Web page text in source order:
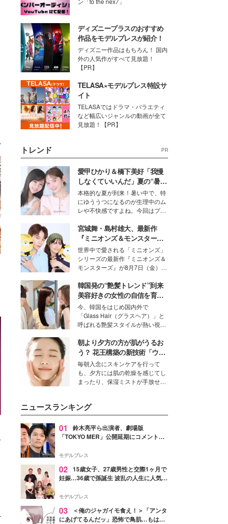
ディズニープラスのおすすめ
作品をモデルプレスが紹介！
ディズニー作品はもちろん！ 国内
外の人気作がすべて見放題！
【PR】
TELASA×モデルプレス特設サ
イト
TELASAではドラマ・バラエティ
など幅広いジャンルの動画が全て
見放題！【PR】
トレンド PR
愛甲ひかり＆橋下美好「我慢
しなくていいんだ」夏の“暑さ
対策”の新しい選択肢とは？
本格的な夏が到来！暑い中で、特
にゆううつになるのが生理中のム
レや不快感ですよね。今回はプラ
モデル・愛甲ひかりさんと橋下美
好さんを迎えて本音で女子会トー
ク。猛暑のお出かけを快適に過ご
すヒントや、2人が感動した夏の
生理の新常識にも迫りました。
宮城舞・島村雄大、最新作
『ミニオンズ＆モンスター
ズ』の魅力熱弁 ハチャメチャ
だけじゃない“友情と絆”に感
動
世界中で愛される「ミニオンズ」
シリーズの最新作『ミニオンズ＆
モンスターズ』が8月7日（金）に
ニオン好き”という共通点を持つモ
デルの宮城舞と島村雄大の特別対
談をお届け！それぞれの視点か
ら、今作ならではの魅力や予想外
の感動をもたらす奥深いストーリ
ーについて熱く語り合ってもらっ
た。
韓国発の“艶髪トレンド”到来
美容好きの女性の自信を育む
「ヘアケア事情」って？
今、韓国をはじめ国内外で
「Glass Hair（グラスヘア）」と
呼ばれる艶髪スタイルが熱い視線
ションの完成度を高めるベースと
して、“髪そのものの美しさ”に改
めて注目する人が増えている様
子。今回は、そんな憧れの艶やか
な髪を日常で叶える、美容好きの
女性たちのヘアケア事情を紹介し
朝より夕方の方が肌がうるお
う？ 花王構築の新技術「ウォ
ーターキャプチャリングスキ
ン（捕水肌）」がスキンケア
の常識を変える予感
毎朝入念にスキンケアを行って
も、夕方には肌の乾燥を感じてし
まったり、保湿ミストが手放せな
性を秘めた、革新的な「Water
Capturing Skin（ウォーターキャ
プチャリングスキン：捕水肌）」
技術を、花王が構築した。
ニュースランキング
01
鈴木亮平ら出演者、劇場版
「TOKYO MER」公開延期にコメント
最大の敬意とエールを」
モデルプレス
02 15歳女子、27歳男性と交際1ヶ月で
妊娠…36歳で孫誕生 波乱の人生に人気タ
よ！」
モデルプレス
03
＜俺のジャガイモ食え！＞「アンタ
にあげてるんだッ」恐怖で鳥肌…もはや